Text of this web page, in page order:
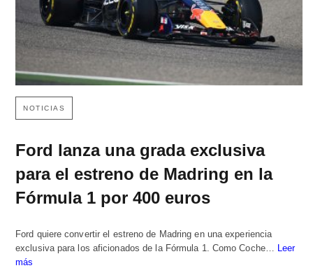
NOTICIAS
Ford lanza una grada exclusiva
para el estreno de Madring en la
Fórmula 1 por 400 euros
Ford quiere convertir el estreno de Madring en una experiencia
exclusiva para los aficionados de la Fórmula 1. Como Coche… Leer
más